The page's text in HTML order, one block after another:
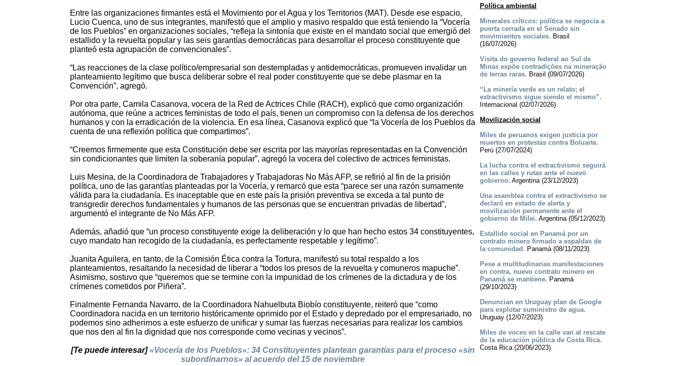
Entre las organizaciones firmantes está el Movimiento por el Agua y los Territorios (MAT). Desde ese espacio,
Lucio Cuenca, uno de sus integrantes, manifestó que el amplio y masivo respaldo que está teniendo la “Vocería
de los Pueblos” en organizaciones sociales, “refleja la sintonía que existe en el mandato social que emergió del
estallido y la revuelta popular y las seis garantías democráticas para desarrollar el proceso constituyente que
planteó esta agrupación de convencionales”.
“Las reacciones de la clase político/empresarial son destempladas y antidemocráticas, promueven invalidar un
planteamiento legítimo que busca deliberar sobre el real poder constituyente que se debe plasmar en la
Convención”, agregó.
Por otra parte, Camila Casanova, vocera de la Red de Actrices Chile (RACH), explicó que como organización
autónoma, que reúne a actrices feministas de todo el país, tienen un compromiso con la defensa de los derechos
humanos y con la erradicación de la violencia. En esa línea, Casanova explicó que “la Vocería de los Pueblos da
cuenta de una reflexión política que compartimos”.
“Creemos firmemente que esta Constitución debe ser escrita por las mayorías representadas en la Convención
sin condicionantes que limiten la soberanía popular”, agregó la vocera del colectivo de actrices feministas.
Luis Mesina, de la Coordinadora de Trabajadores y Trabajadoras No Más AFP, se refirió al fin de la prisión
política, uno de las garantías planteadas por la Vocería, y remarcó que esta “parece ser una razón sumamente
válida para la ciudadanía. Es inaceptable que en este país la prisión preventiva se exceda a tal punto de
transgredir derechos fundamentales y humanos de las personas que se encuentran privadas de libertad”,
argumentó el integrante de No Más AFP.
Además, añadió que “un proceso constituyente exige la deliberación y lo que han hecho estos 34 constituyentes,
cuyo mandato han recogido de la ciudadanía, es perfectamente respetable y legítimo”.
Juanita Aguilera, en tanto, de la Comisión Ética contra la Tortura, manifestó su total respaldo a los
planteamientos, resaltando la necesidad de liberar a “todos los presos de la revuelta y comuneros mapuche”.
Asimismo, sostuvo que “queremos que se termine con la impunidad de los crímenes de la dictadura y de los
crímenes cometidos por Piñera”.
Finalmente Fernanda Navarro, de la Coordinadora Nahuelbuta Biobío constituyente, reiteró que “como
Coordinadora nacida en un territorio históricamente oprimido por el Estado y depredado por el empresariado, no
podemos sino adherirnos a este esfuerzo de unificar y sumar las fuerzas necesarias para realizar los cambios
que nos den al fin la dignidad que nos corresponde como vecinas y vecinos”.
[Te puede interesar]«Vocería de los Pueblos»: 34 Constituyentes plantean garantías para el proceso «sin
subordinarnos» al acuerdo del 15 de noviembre
Política ambiental
Minerales críticos: política se negocia a
puerta cerrada en el Senado sin
movimientos sociales. Brasil
(16/07/2026)
Visita do governo federal ao Sul de
Minas expõe contradições na mineração
de terras raras. Brasil (09/07/2026)
“La minería verde es un relato; el
extractivismo sigue siendo el mismo”.
Internacional (02/07/2026)
Movilización social
Miles de peruanos exigen justicia por
muertos en protestas contra Boluarte.
Perú (27/07/2024)
La lucha contra el extractivismo seguirá
en las calles y rutas ante el nuevo
gobierno. Argentina (23/12/2023)
Una asamblea contra el extractivismo se
declaró en estado de alerta y
movilización permanente ante el
gobierno de Milei. Argentina (05/12/2023)
Estallido social en Panamá por un
contrato minero firmado a espaldas de
la comunidad. Panamá (08/11/2023)
Pese a multitudinarias manifestaciones
en contra, nuevo contrato minero en
Panamá se mantiene. Panamá
(29/10/2023)
Denuncian en Uruguay plan de Google
para explotar suministro de agua.
Uruguay (12/07/2023)
Miles de voces en la calle van al rescate
de la educación pública de Costa Rica.
Costa Rica (20/06/2023)